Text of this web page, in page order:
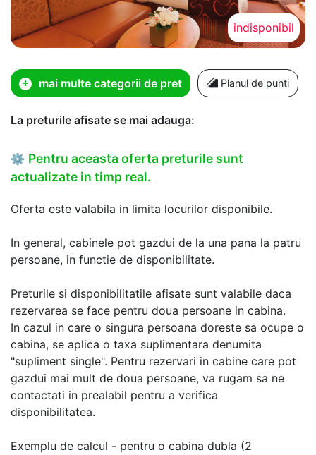
indisponibil
mai multe categorii de pret Planul de punti
La preturile afisate se mai adauga:
⚙ Pentru aceasta oferta preturile sunt
actualizate in timp real.
Oferta este valabila in limita locurilor disponibile.
In general, cabinele pot gazdui de la una pana la patru
persoane, in functie de disponibilitate.
Preturile si disponibilitatile afisate sunt valabile daca
rezervarea se face pentru doua persoane in cabina.
In cazul in care o singura persoana doreste sa ocupe o
cabina, se aplica o taxa suplimentara denumita
"supliment single". Pentru rezervari in cabine care pot
gazdui mai mult de doua persoane, va rugam sa ne
contactati in prealabil pentru a verifica
disponibilitatea.
Exemplu de calcul - pentru o cabina dubla (2